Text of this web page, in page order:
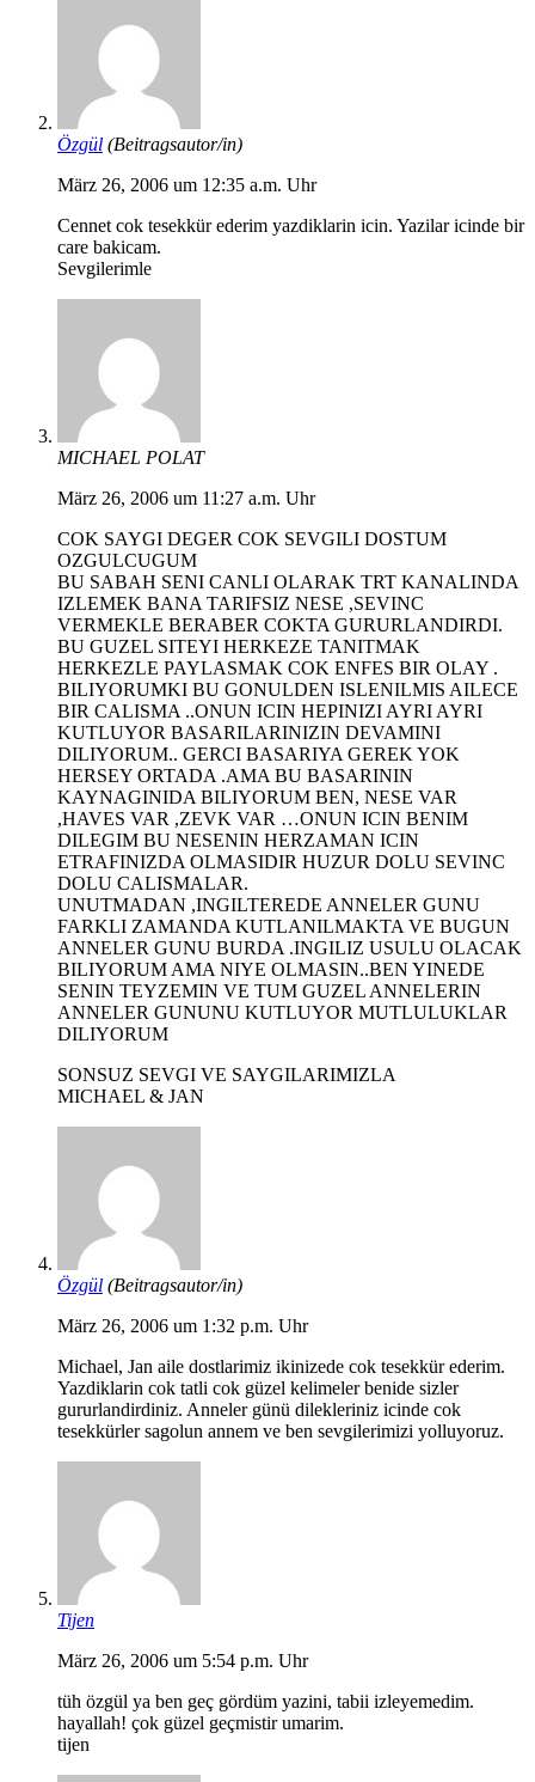
Özgül (Beitragsautor/in)
März 26, 2006 um 12:35 a.m. Uhr
Cennet cok tesekkür ederim yazdiklarin icin. Yazilar icinde bir
care bakicam.
Sevgilerimle
MICHAEL POLAT
März 26, 2006 um 11:27 a.m. Uhr
COK SAYGI DEGER COK SEVGILI DOSTUM
OZGULCUGUM
BU SABAH SENI CANLI OLARAK TRT KANALINDA
IZLEMEK BANA TARIFSIZ NESE ,SEVINC
VERMEKLE BERABER COKTA GURURLANDIRDI.
BU GUZEL SITEYI HERKEZE TANITMAK
HERKEZLE PAYLASMAK COK ENFES BIR OLAY .
BILIYORUMKI BU GONULDEN ISLENILMIS AILECE
BIR CALISMA ..ONUN ICIN HEPINIZI AYRI AYRI
KUTLUYOR BASARILARINIZIN DEVAMINI
DILIYORUM.. GERCI BASARIYA GEREK YOK
HERSEY ORTADA .AMA BU BASARININ
KAYNAGINIDA BILIYORUM BEN, NESE VAR
,HAVES VAR ,ZEVK VAR …ONUN ICIN BENIM
DILEGIM BU NESENIN HERZAMAN ICIN
ETRAFINIZDA OLMASIDIR HUZUR DOLU SEVINC
DOLU CALISMALAR.
UNUTMADAN ,INGILTEREDE ANNELER GUNU
FARKLI ZAMANDA KUTLANILMAKTA VE BUGUN
ANNELER GUNU BURDA .INGILIZ USULU OLACAK
BILIYORUM AMA NIYE OLMASIN..BEN YINEDE
SENIN TEYZEMIN VE TUM GUZEL ANNELERIN
ANNELER GUNUNU KUTLUYOR MUTLULUKLAR
DILIYORUM
SONSUZ SEVGI VE SAYGILARIMIZLA
MICHAEL & JAN
Özgül (Beitragsautor/in)
März 26, 2006 um 1:32 p.m. Uhr
Michael, Jan aile dostlarimiz ikinizede cok tesekkür ederim.
Yazdiklarin cok tatli cok güzel kelimeler benide sizler
gururlandirdiniz. Anneler günü dilekleriniz icinde cok
tesekkürler sagolun annem ve ben sevgilerimizi yolluyoruz.
Tijen
März 26, 2006 um 5:54 p.m. Uhr
tüh özgül ya ben geç gördüm yazini, tabii izleyemedim.
hayallah! çok güzel geçmistir umarim.
tijen